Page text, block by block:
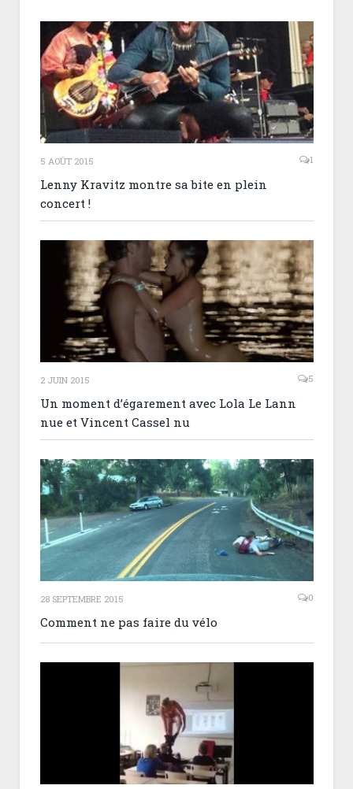
5 AOÛT 2015 1
Lenny Kravitz montre sa bite en plein
concert !
2 JUIN 2015 5
Un moment d’égarement avec Lola Le Lann
nue et Vincent Cassel nu
28 SEPTEMBRE 2015 0
Comment ne pas faire du vélo